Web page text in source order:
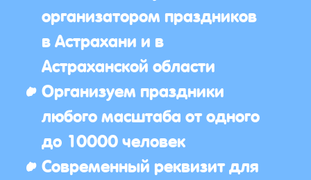
организатором праздников
в Астрахани и в
Астраханской области
Организуем праздники
любого масштаба от одного
до 10000 человек
Современный реквизит для